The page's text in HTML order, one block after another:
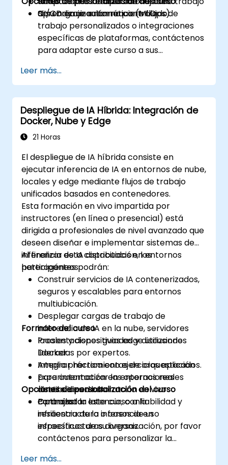
aprendizaje automático (MLOps).
CI/CD en un entorno controlado.
Si su organización requiere flujos de
trabajo personalizados o integraciones
específicas de plataformas, contáctenos
para adaptar este curso a sus
Leer más...
Despliegue de IA Híbrida: Integración de
Docker, Nube y Edge
21 Horas
El despliegue de IA híbrida consiste en
ejecutar inferencia de IA en entornos de nube,
locales y edge mediante flujos de trabajo
unificados basados en contenedores.
Esta formación en vivo impartida por
instructores (en línea o presencial) está
dirigida a profesionales de nivel avanzado que
deseen diseñar e implementar sistemas de
inferencia de IA distribuidos en entornos
heterogéneos.
Al finalizar esta capacitación, los
participantes podrán:
Construir servicios de IA contenerizados,
seguros y escalables para entornos
multiubicación.
Desplegar cargas de trabajo de
inferencia de IA en la nube, servidores
locales y dispositivos edge utilizando
Docker.
Integrar herramientas de orquestación
para automatizar las operaciones
distribuidas de IA.
Optimizar la latencia, confiabilidad y
resiliencia de la inferencia en
infraestructuras diversas.
Formato del curso
Presentaciones guiadas y discusiones
lideradas por expertos.
Amplia práctica con ejercicios aplicados.
Experimentación en entornos reales
dentro de un laboratorio en vivo
controlado.
Opciones de personalización del curso
Para ajustar este curso a la
infraestructura o casos de uso
específicos de su organización, por favor
contáctenos para personalizar la
Leer más...